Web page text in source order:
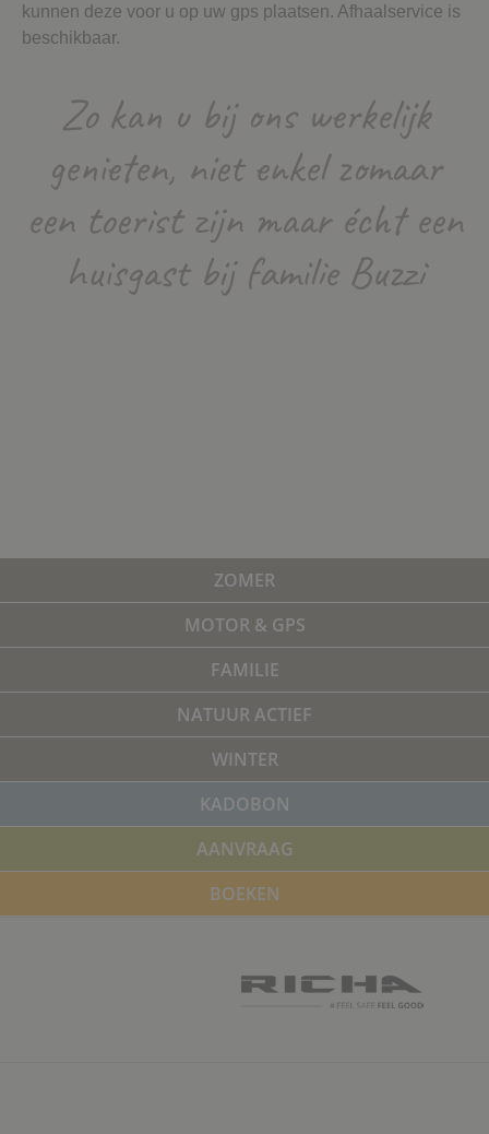
kunnen deze voor u op uw gps plaatsen. Afhaalservice is
beschikbaar.
Zo kan u bij ons werkelijk
genieten, niet enkel zomaar
een toerist zijn maar écht een
huisgast bij familie Buzzi
ZOMER
MOTOR & GPS
FAMILIE
NATUUR ACTIEF
WINTER
KADOBON
AANVRAAG
BOEKEN